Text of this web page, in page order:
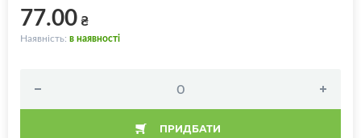
77.00₴
Наявність: в наявності
ПРИДБАТИ